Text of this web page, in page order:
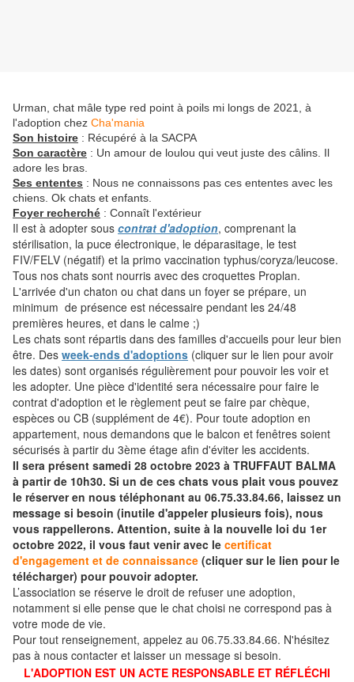
Urman, chat mâle type red point à poils mi longs de 2021, à
l'adoption chez Cha'mania
Son histoire : Récupéré à la SACPA
Son caractère : Un amour de loulou qui veut juste des câlins. Il
adore les bras.
Ses ententes : Nous ne connaissons pas ces ententes avec les
chiens. Ok chats et enfants.
Foyer recherché : Connaît l'extérieur
Il est à adopter sous contrat d'adoption, comprenant la
stérilisation, la puce électronique, le déparasitage, le test
FIV/FELV (négatif) et la primo vaccination typhus/coryza/leucose.
Tous nos chats sont nourris avec des croquettes Proplan.
L'arrivée d'un chaton ou chat dans un foyer se prépare, un
minimum de présence est nécessaire pendant les 24/48
premières heures, et dans le calme ;)
Les chats sont répartis dans des familles d'accueils pour leur bien
être. Des week-ends d'adoptions (cliquer sur le lien pour avoir
les dates) sont organisés régulièrement pour pouvoir les voir et
les adopter. Une pièce d'identité sera nécessaire pour faire le
contrat d'adoption et le règlement peut se faire par chèque,
espèces ou CB (supplément de 4€). Pour toute adoption en
appartement, nous demandons que le balcon et fenêtres soient
sécurisés à partir du 3ème étage afin d'éviter les accidents.
Il sera présent samedi 28 octobre 2023 à TRUFFAUT BALMA
à partir de 10h30. Si un de ces chats vous plait vous pouvez
le réserver en nous téléphonant au 06.75.33.84.66, laissez un
message si besoin (inutile d'appeler plusieurs fois), nous
vous rappellerons. Attention, suite à la nouvelle loi du 1er
octobre 2022, il vous faut venir avec le certificat
d'engagement et de connaissance (cliquer sur le lien pour le
télécharger) pour pouvoir adopter.
L’association se réserve le droit de refuser une adoption,
notamment si elle pense que le chat choisi ne correspond pas à
votre mode de vie.
Pour tout renseignement, appelez au 06.75.33.84.66. N'hésitez
pas à nous contacter et laisser un message si besoin.
L'ADOPTION EST UN ACTE RESPONSABLE ET RÉFLÉCHI